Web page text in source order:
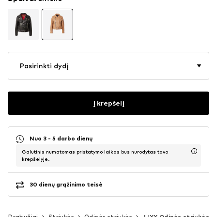
Pasirinkti dydį
Į krepšelį
Nuo 3 - 5 darbo dienų
Galutinis numatomas pristatymo laikas bus nurodytas tavo
krepšelyje.
30 dienų grąžinimo teisė